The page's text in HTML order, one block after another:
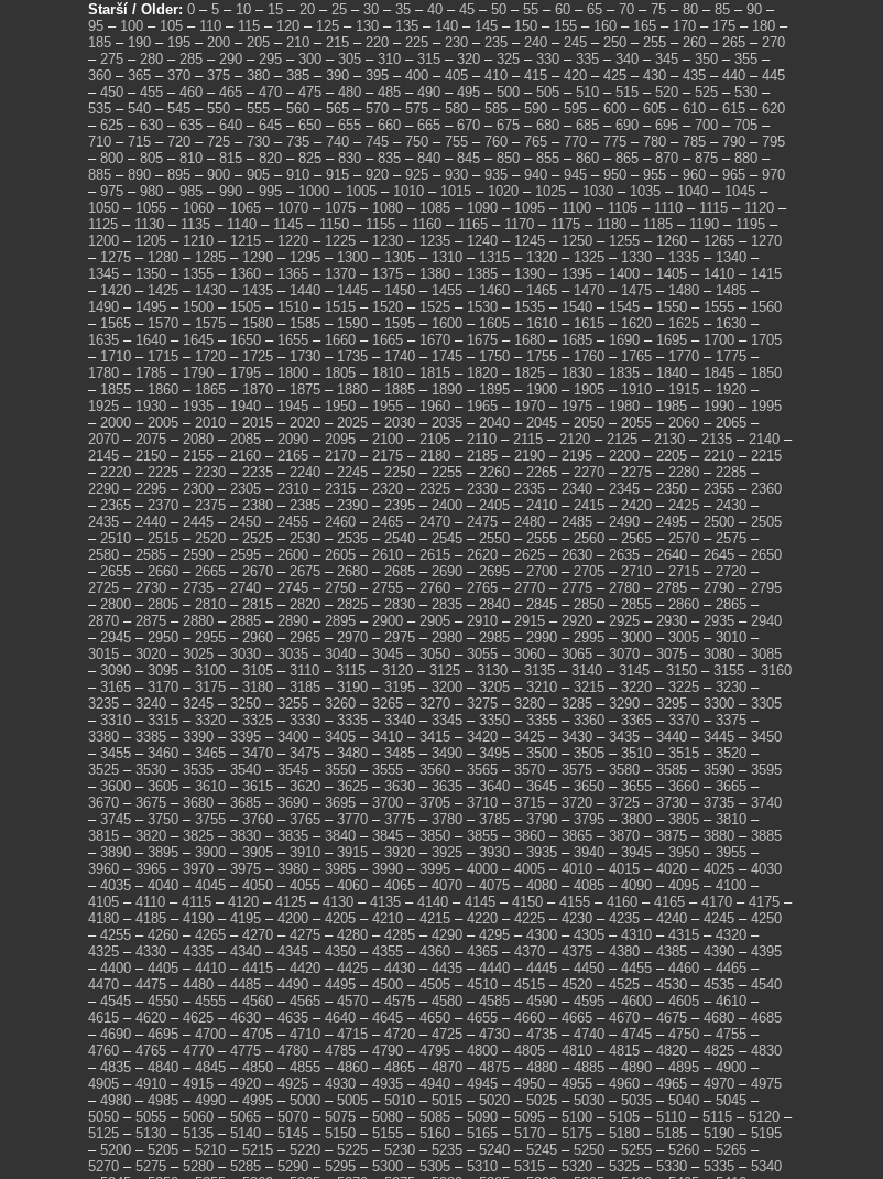
Starší / Older: 0 – 5 – 10 – 15 – 20 – 25 – 30 – 35 – 40 – 45 – 50 – 55 – 60 – 65 – 70 – 75 – 80 – 85 – 90 –
95 – 100 – 105 – 110 – 115 – 120 – 125 – 130 – 135 – 140 – 145 – 150 – 155 – 160 – 165 – 170 – 175 – 180 –
185 – 190 – 195 – 200 – 205 – 210 – 215 – 220 – 225 – 230 – 235 – 240 – 245 – 250 – 255 – 260 – 265 – 270
– 275 – 280 – 285 – 290 – 295 – 300 – 305 – 310 – 315 – 320 – 325 – 330 – 335 – 340 – 345 – 350 – 355 –
360 – 365 – 370 – 375 – 380 – 385 – 390 – 395 – 400 – 405 – 410 – 415 – 420 – 425 – 430 – 435 – 440 – 445
– 450 – 455 – 460 – 465 – 470 – 475 – 480 – 485 – 490 – 495 – 500 – 505 – 510 – 515 – 520 – 525 – 530 –
535 – 540 – 545 – 550 – 555 – 560 – 565 – 570 – 575 – 580 – 585 – 590 – 595 – 600 – 605 – 610 – 615 – 620
– 625 – 630 – 635 – 640 – 645 – 650 – 655 – 660 – 665 – 670 – 675 – 680 – 685 – 690 – 695 – 700 – 705 –
710 – 715 – 720 – 725 – 730 – 735 – 740 – 745 – 750 – 755 – 760 – 765 – 770 – 775 – 780 – 785 – 790 – 795
– 800 – 805 – 810 – 815 – 820 – 825 – 830 – 835 – 840 – 845 – 850 – 855 – 860 – 865 – 870 – 875 – 880 –
885 – 890 – 895 – 900 – 905 – 910 – 915 – 920 – 925 – 930 – 935 – 940 – 945 – 950 – 955 – 960 – 965 – 970
– 975 – 980 – 985 – 990 – 995 – 1000 – 1005 – 1010 – 1015 – 1020 – 1025 – 1030 – 1035 – 1040 – 1045 –
1050 – 1055 – 1060 – 1065 – 1070 – 1075 – 1080 – 1085 – 1090 – 1095 – 1100 – 1105 – 1110 – 1115 – 1120 –
1125 – 1130 – 1135 – 1140 – 1145 – 1150 – 1155 – 1160 – 1165 – 1170 – 1175 – 1180 – 1185 – 1190 – 1195 –
1200 – 1205 – 1210 – 1215 – 1220 – 1225 – 1230 – 1235 – 1240 – 1245 – 1250 – 1255 – 1260 – 1265 – 1270
– 1275 – 1280 – 1285 – 1290 – 1295 – 1300 – 1305 – 1310 – 1315 – 1320 – 1325 – 1330 – 1335 – 1340 –
1345 – 1350 – 1355 – 1360 – 1365 – 1370 – 1375 – 1380 – 1385 – 1390 – 1395 – 1400 – 1405 – 1410 – 1415
– 1420 – 1425 – 1430 – 1435 – 1440 – 1445 – 1450 – 1455 – 1460 – 1465 – 1470 – 1475 – 1480 – 1485 –
1490 – 1495 – 1500 – 1505 – 1510 – 1515 – 1520 – 1525 – 1530 – 1535 – 1540 – 1545 – 1550 – 1555 – 1560
– 1565 – 1570 – 1575 – 1580 – 1585 – 1590 – 1595 – 1600 – 1605 – 1610 – 1615 – 1620 – 1625 – 1630 –
1635 – 1640 – 1645 – 1650 – 1655 – 1660 – 1665 – 1670 – 1675 – 1680 – 1685 – 1690 – 1695 – 1700 – 1705
– 1710 – 1715 – 1720 – 1725 – 1730 – 1735 – 1740 – 1745 – 1750 – 1755 – 1760 – 1765 – 1770 – 1775 –
1780 – 1785 – 1790 – 1795 – 1800 – 1805 – 1810 – 1815 – 1820 – 1825 – 1830 – 1835 – 1840 – 1845 – 1850
– 1855 – 1860 – 1865 – 1870 – 1875 – 1880 – 1885 – 1890 – 1895 – 1900 – 1905 – 1910 – 1915 – 1920 –
1925 – 1930 – 1935 – 1940 – 1945 – 1950 – 1955 – 1960 – 1965 – 1970 – 1975 – 1980 – 1985 – 1990 – 1995
– 2000 – 2005 – 2010 – 2015 – 2020 – 2025 – 2030 – 2035 – 2040 – 2045 – 2050 – 2055 – 2060 – 2065 –
2070 – 2075 – 2080 – 2085 – 2090 – 2095 – 2100 – 2105 – 2110 – 2115 – 2120 – 2125 – 2130 – 2135 – 2140 –
2145 – 2150 – 2155 – 2160 – 2165 – 2170 – 2175 – 2180 – 2185 – 2190 – 2195 – 2200 – 2205 – 2210 – 2215
– 2220 – 2225 – 2230 – 2235 – 2240 – 2245 – 2250 – 2255 – 2260 – 2265 – 2270 – 2275 – 2280 – 2285 –
2290 – 2295 – 2300 – 2305 – 2310 – 2315 – 2320 – 2325 – 2330 – 2335 – 2340 – 2345 – 2350 – 2355 – 2360
– 2365 – 2370 – 2375 – 2380 – 2385 – 2390 – 2395 – 2400 – 2405 – 2410 – 2415 – 2420 – 2425 – 2430 –
2435 – 2440 – 2445 – 2450 – 2455 – 2460 – 2465 – 2470 – 2475 – 2480 – 2485 – 2490 – 2495 – 2500 – 2505
– 2510 – 2515 – 2520 – 2525 – 2530 – 2535 – 2540 – 2545 – 2550 – 2555 – 2560 – 2565 – 2570 – 2575 –
2580 – 2585 – 2590 – 2595 – 2600 – 2605 – 2610 – 2615 – 2620 – 2625 – 2630 – 2635 – 2640 – 2645 – 2650
– 2655 – 2660 – 2665 – 2670 – 2675 – 2680 – 2685 – 2690 – 2695 – 2700 – 2705 – 2710 – 2715 – 2720 –
2725 – 2730 – 2735 – 2740 – 2745 – 2750 – 2755 – 2760 – 2765 – 2770 – 2775 – 2780 – 2785 – 2790 – 2795
– 2800 – 2805 – 2810 – 2815 – 2820 – 2825 – 2830 – 2835 – 2840 – 2845 – 2850 – 2855 – 2860 – 2865 –
2870 – 2875 – 2880 – 2885 – 2890 – 2895 – 2900 – 2905 – 2910 – 2915 – 2920 – 2925 – 2930 – 2935 – 2940
– 2945 – 2950 – 2955 – 2960 – 2965 – 2970 – 2975 – 2980 – 2985 – 2990 – 2995 – 3000 – 3005 – 3010 –
3015 – 3020 – 3025 – 3030 – 3035 – 3040 – 3045 – 3050 – 3055 – 3060 – 3065 – 3070 – 3075 – 3080 – 3085
– 3090 – 3095 – 3100 – 3105 – 3110 – 3115 – 3120 – 3125 – 3130 – 3135 – 3140 – 3145 – 3150 – 3155 – 3160
– 3165 – 3170 – 3175 – 3180 – 3185 – 3190 – 3195 – 3200 – 3205 – 3210 – 3215 – 3220 – 3225 – 3230 –
3235 – 3240 – 3245 – 3250 – 3255 – 3260 – 3265 – 3270 – 3275 – 3280 – 3285 – 3290 – 3295 – 3300 – 3305
– 3310 – 3315 – 3320 – 3325 – 3330 – 3335 – 3340 – 3345 – 3350 – 3355 – 3360 – 3365 – 3370 – 3375 –
3380 – 3385 – 3390 – 3395 – 3400 – 3405 – 3410 – 3415 – 3420 – 3425 – 3430 – 3435 – 3440 – 3445 – 3450
– 3455 – 3460 – 3465 – 3470 – 3475 – 3480 – 3485 – 3490 – 3495 – 3500 – 3505 – 3510 – 3515 – 3520 –
3525 – 3530 – 3535 – 3540 – 3545 – 3550 – 3555 – 3560 – 3565 – 3570 – 3575 – 3580 – 3585 – 3590 – 3595
– 3600 – 3605 – 3610 – 3615 – 3620 – 3625 – 3630 – 3635 – 3640 – 3645 – 3650 – 3655 – 3660 – 3665 –
3670 – 3675 – 3680 – 3685 – 3690 – 3695 – 3700 – 3705 – 3710 – 3715 – 3720 – 3725 – 3730 – 3735 – 3740
– 3745 – 3750 – 3755 – 3760 – 3765 – 3770 – 3775 – 3780 – 3785 – 3790 – 3795 – 3800 – 3805 – 3810 –
3815 – 3820 – 3825 – 3830 – 3835 – 3840 – 3845 – 3850 – 3855 – 3860 – 3865 – 3870 – 3875 – 3880 – 3885
– 3890 – 3895 – 3900 – 3905 – 3910 – 3915 – 3920 – 3925 – 3930 – 3935 – 3940 – 3945 – 3950 – 3955 –
3960 – 3965 – 3970 – 3975 – 3980 – 3985 – 3990 – 3995 – 4000 – 4005 – 4010 – 4015 – 4020 – 4025 – 4030
– 4035 – 4040 – 4045 – 4050 – 4055 – 4060 – 4065 – 4070 – 4075 – 4080 – 4085 – 4090 – 4095 – 4100 –
4105 – 4110 – 4115 – 4120 – 4125 – 4130 – 4135 – 4140 – 4145 – 4150 – 4155 – 4160 – 4165 – 4170 – 4175 –
4180 – 4185 – 4190 – 4195 – 4200 – 4205 – 4210 – 4215 – 4220 – 4225 – 4230 – 4235 – 4240 – 4245 – 4250
– 4255 – 4260 – 4265 – 4270 – 4275 – 4280 – 4285 – 4290 – 4295 – 4300 – 4305 – 4310 – 4315 – 4320 –
4325 – 4330 – 4335 – 4340 – 4345 – 4350 – 4355 – 4360 – 4365 – 4370 – 4375 – 4380 – 4385 – 4390 – 4395
– 4400 – 4405 – 4410 – 4415 – 4420 – 4425 – 4430 – 4435 – 4440 – 4445 – 4450 – 4455 – 4460 – 4465 –
4470 – 4475 – 4480 – 4485 – 4490 – 4495 – 4500 – 4505 – 4510 – 4515 – 4520 – 4525 – 4530 – 4535 – 4540
– 4545 – 4550 – 4555 – 4560 – 4565 – 4570 – 4575 – 4580 – 4585 – 4590 – 4595 – 4600 – 4605 – 4610 –
4615 – 4620 – 4625 – 4630 – 4635 – 4640 – 4645 – 4650 – 4655 – 4660 – 4665 – 4670 – 4675 – 4680 – 4685
– 4690 – 4695 – 4700 – 4705 – 4710 – 4715 – 4720 – 4725 – 4730 – 4735 – 4740 – 4745 – 4750 – 4755 –
4760 – 4765 – 4770 – 4775 – 4780 – 4785 – 4790 – 4795 – 4800 – 4805 – 4810 – 4815 – 4820 – 4825 – 4830
– 4835 – 4840 – 4845 – 4850 – 4855 – 4860 – 4865 – 4870 – 4875 – 4880 – 4885 – 4890 – 4895 – 4900 –
4905 – 4910 – 4915 – 4920 – 4925 – 4930 – 4935 – 4940 – 4945 – 4950 – 4955 – 4960 – 4965 – 4970 – 4975
– 4980 – 4985 – 4990 – 4995 – 5000 – 5005 – 5010 – 5015 – 5020 – 5025 – 5030 – 5035 – 5040 – 5045 –
5050 – 5055 – 5060 – 5065 – 5070 – 5075 – 5080 – 5085 – 5090 – 5095 – 5100 – 5105 – 5110 – 5115 – 5120 –
5125 – 5130 – 5135 – 5140 – 5145 – 5150 – 5155 – 5160 – 5165 – 5170 – 5175 – 5180 – 5185 – 5190 – 5195
– 5200 – 5205 – 5210 – 5215 – 5220 – 5225 – 5230 – 5235 – 5240 – 5245 – 5250 – 5255 – 5260 – 5265 –
5270 – 5275 – 5280 – 5285 – 5290 – 5295 – 5300 – 5305 – 5310 – 5315 – 5320 – 5325 – 5330 – 5335 – 5340